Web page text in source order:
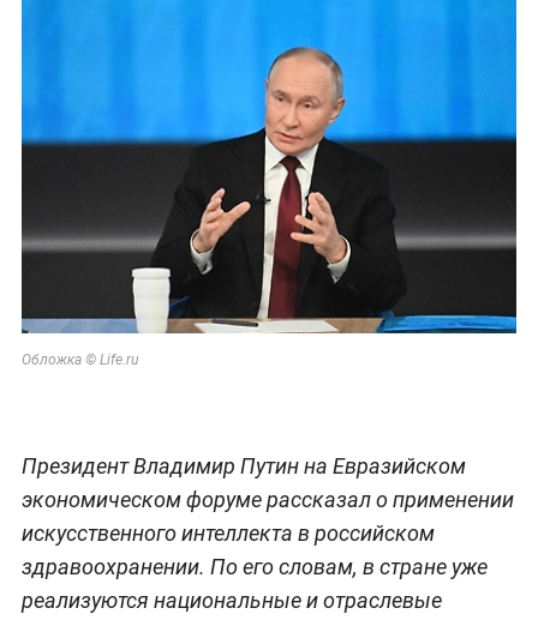
Обложка © Life.ru
Президент Владимир Путин на Евразийском
экономическом форуме рассказал о применении
искусственного интеллекта в российском
здравоохранении. По его словам, в стране уже
реализуются национальные и отраслевые